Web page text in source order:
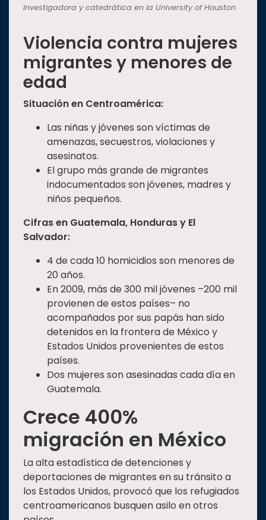
Investigadora y catedrática en la University of Houston
Violencia contra mujeres
migrantes y menores de
edad
Situación en Centroamérica:
Las niñas y jóvenes son víctimas de
amenazas, secuestros, violaciones y
asesinatos.
El grupo más grande de migrantes
indocumentados son jóvenes, madres y
niños pequeños.
Cifras en Guatemala, Honduras y El
Salvador:
4 de cada 10 homicidios son menores de
20 años.
En 2009, más de 300 mil jóvenes –200 mil
provienen de estos países– no
acompañados por sus papás han sido
detenidos en la frontera de México y
Estados Unidos provenientes de estos
países.
Dos mujeres son asesinadas cada día en
Guatemala.
Crece 400%
migración en México
La alta estadística de detenciones y
deportaciones de migrantes en su tránsito a
los Estados Unidos, provocó que los refugiados
centroamericanos busquen asilo en otros